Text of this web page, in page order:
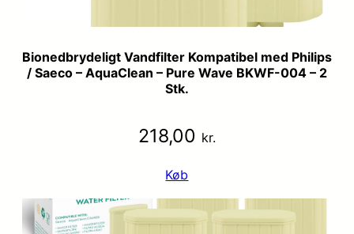
Bionedbrydeligt Vandfilter Kompatibel med Philips
/ Saeco – AquaClean – Pure Wave BKWF-004 – 2
Stk.
218,00 kr.
Køb